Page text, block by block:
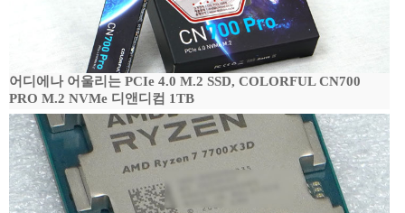
어디에나 어울리는 PCIe 4.0 M.2 SSD, COLORFUL CN700
PRO M.2 NVMe 디앤디컴 1TB